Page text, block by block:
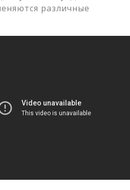
различные